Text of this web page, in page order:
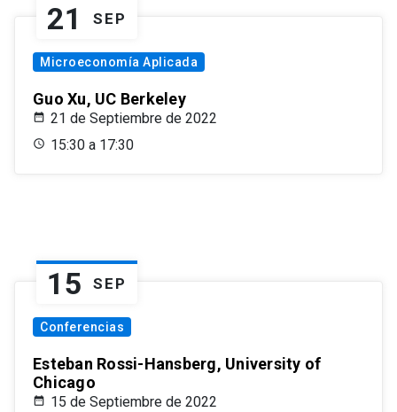
21 SEP
Microeconomía Aplicada
Guo Xu, UC Berkeley
21 de Septiembre de 2022
15:30 a 17:30
15 SEP
Conferencias
Esteban Rossi-Hansberg, University of
Chicago
15 de Septiembre de 2022